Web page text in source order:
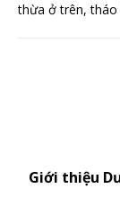
thừa ở trên,
Giới thiệu